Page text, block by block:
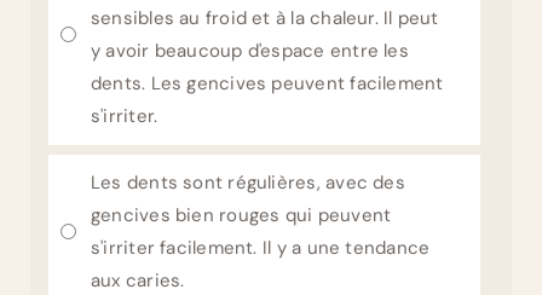
sensibles au froid et à la chaleur. Il peut
y avoir beaucoup d'espace entre les
dents. Les gencives peuvent facilement
s'irriter.
Les dents sont régulières, avec des
gencives bien rouges qui peuvent
s'irriter facilement. Il y a une tendance
aux caries.